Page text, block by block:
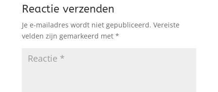
Reactie verzenden
Je e-mailadres wordt niet gepubliceerd. Vereiste
velden zijn gemarkeerd met *